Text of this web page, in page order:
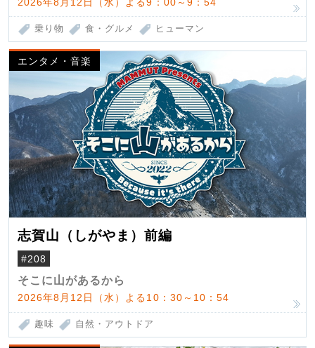
乗り物 食・グルメ ヒューマン
エンタメ・音楽
志賀山（しがやま）前編
#208
そこに山があるから
2026年8月12日（水）よる10：30～10：54
趣味 自然・アウトドア